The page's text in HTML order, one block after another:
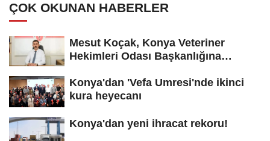
ÇOK OKUNAN HABERLER
Mesut Koçak, Konya Veteriner
Hekimleri Odası Başkanlığına
Konya'dan 'Vefa Umresi'nde ikinci
kura heyecanı
Konya'dan yeni ihracat rekoru!